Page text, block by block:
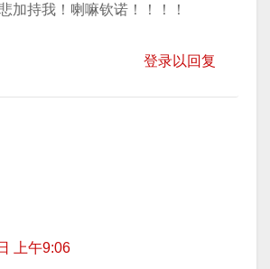
加持我！喇嘛钦诺！！！！
登录以回复
上午9:06